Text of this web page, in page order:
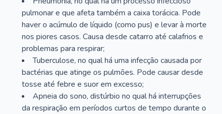
pulmonar e que afeta também a caixa torácica. Pode
haver o acúmulo de líquido (como pus) e levar à morte
nos piores casos. Causa desde catarro até calafrios e
problemas para respirar;
Tuberculose, no qual há uma infecção causada por
bactérias que atinge os pulmões. Pode causar desde
tosse até febre e suor em excesso;
Apneia do sono, distúrbio no qual há interrupções
da respiração em períodos curtos de tempo durante o